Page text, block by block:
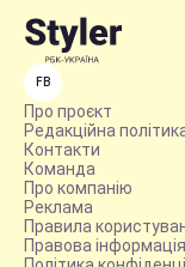
FB
Про проєкт
Редакційна
Контакти
Команда
Про компанію
Реклама
Правила
Правова інформація